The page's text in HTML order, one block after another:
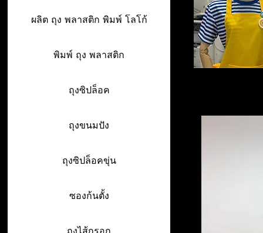
ผลิต ถุง พลาสติก พิมพ์ โลโก้
พิมพ์ ถุง พลาสติก
ถุงซิปล็อค
ถุงขนมปัง
ถุงซิปล็อคขุ่น
ซองก้นตั้ง